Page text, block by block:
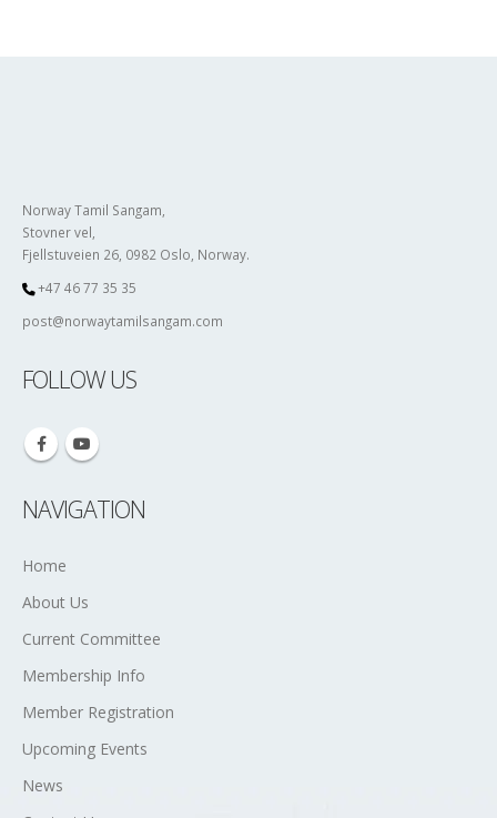
Norway Tamil Sangam,
Stovner vel,
Fjellstuveien 26, 0982 Oslo, Norway.
+47 46 77 35 35
post@norwaytamilsangam.com
FOLLOW US
NAVIGATION
Home
About Us
Current Committee
Membership Info
Member Registration
Upcoming Events
News